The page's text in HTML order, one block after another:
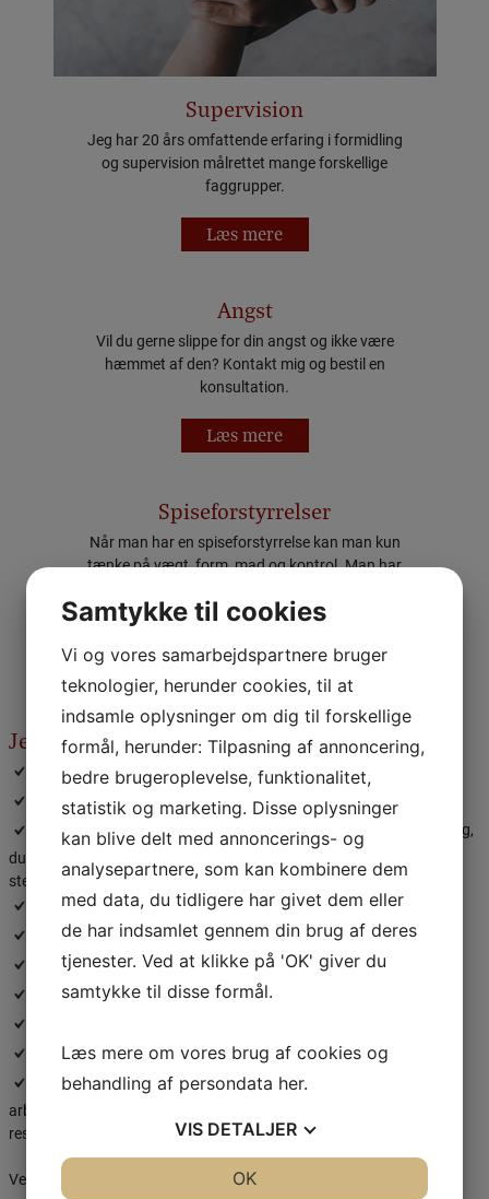
Supervision
Jeg har 20 års omfattende erfaring i formidling
og supervision målrettet mange forskellige
faggrupper.
Læs mere
Angst
Vil du gerne slippe for din angst og ikke være
hæmmet af den? Kontakt mig og bestil en
konsultation.
Læs mere
Spiseforstyrrelser
Når man har en spiseforstyrrelse kan man kun
tænke på vægt, form, mad og kontrol. Man har
Jeg tilbyder
Psykiatrisk vurdering og diagnosticering​ over 1-2 sessioner
Hurtig vurdering af virksomhedens medarbejder
“Second opinion” hvis du er i tvivl eller utilfreds med den vurdering,
du har fået i den offentlige psykiatri, i forsikringssager eller andre
steder
Udfærdigelse af en behandlingsplan og et overslag/tilbud
​​Individuel behandling (kognitiv terapi og/eller medicin)
Par- og familieterapi, familiesamtaler
Coaching, personlig målsætning, stresshåndtering
Undervisning
Udfærdigelse af speciallægeerklæringer, fx til brug i
arbejdsskadesager, sager om SU-handicaptillæg, førtidspension,
ressourceforløb, retslige forhold, mentalobservationer mm. ​
Ventetiden på en konsultation er i øjeblikket 3-6 uger.​
Samtykke til cookies
Vi og vores samarbejdspartnere bruger
teknologier, herunder cookies, til at
indsamle oplysninger om dig til forskellige
formål, herunder: Tilpasning af annoncering,
bedre brugeroplevelse, funktionalitet,
statistik og marketing. Disse oplysninger
kan blive delt med annoncerings- og
analysepartnere, som kan kombinere dem
med data, du tidligere har givet dem eller
de har indsamlet gennem din brug af deres
tjenester. Ved at klikke på 'OK' giver du
samtykke til disse formål.
Læs mere om vores brug af cookies og
behandling af persondata her.
VIS DETALJER
OK